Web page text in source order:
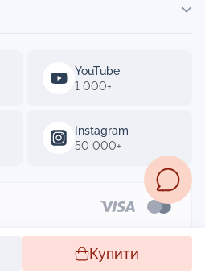
Купити
YouTube
1 000+
Instagram
50 000+